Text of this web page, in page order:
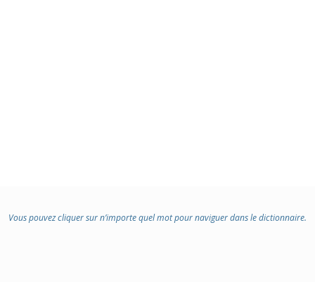
Vous pouvez cliquer sur n’importe quel mot pour naviguer dans le dictionnaire.